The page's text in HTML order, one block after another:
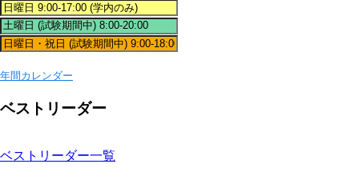
年間カレンダー
ベストリーダー
ベストリーダー一覧